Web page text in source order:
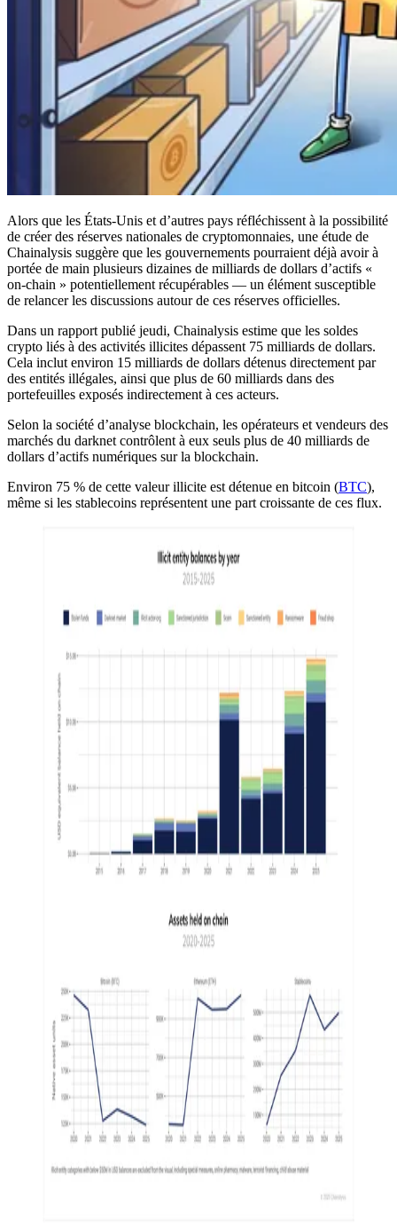
Alors que les États-Unis et d’autres pays réfléchissent à la possibilité
de créer des réserves nationales de cryptomonnaies, une étude de
Chainalysis suggère que les gouvernements pourraient déjà avoir à
portée de main plusieurs dizaines de milliards de dollars d’actifs «
on-chain » potentiellement récupérables — un élément susceptible
de relancer les discussions autour de ces réserves officielles.
Dans un rapport publié jeudi, Chainalysis estime que les soldes
crypto liés à des activités illicites dépassent 75 milliards de dollars.
Cela inclut environ 15 milliards de dollars détenus directement par
des entités illégales, ainsi que plus de 60 milliards dans des
portefeuilles exposés indirectement à ces acteurs.
Selon la société d’analyse blockchain, les opérateurs et vendeurs des
marchés du darknet contrôlent à eux seuls plus de 40 milliards de
dollars d’actifs numériques sur la blockchain.
Environ 75 % de cette valeur illicite est détenue en bitcoin (BTC),
même si les stablecoins représentent une part croissante de ces flux.